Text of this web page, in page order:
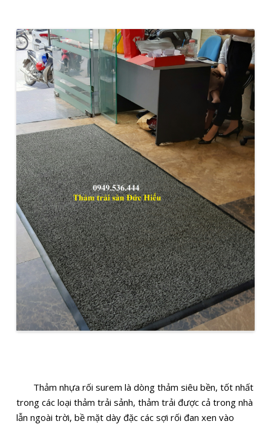
Thảm nhựa rối surem là dòng thảm siêu bền, tốt nhất
trong các loại thảm trải sảnh, thảmtrải được cả trong nhà
lẫn ngoài trời, bề mặt dày đặc các sợi rối đan xen vào